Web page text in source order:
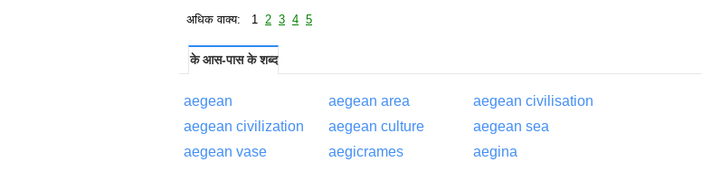
अधिक वाक्य: 1 2 3 4 5
के आस-पास के शब्द
aegean aegean area
aegean civilisation
aegean civilization
aegean culture
aegean sea
aegean vase
aegicrames aegina